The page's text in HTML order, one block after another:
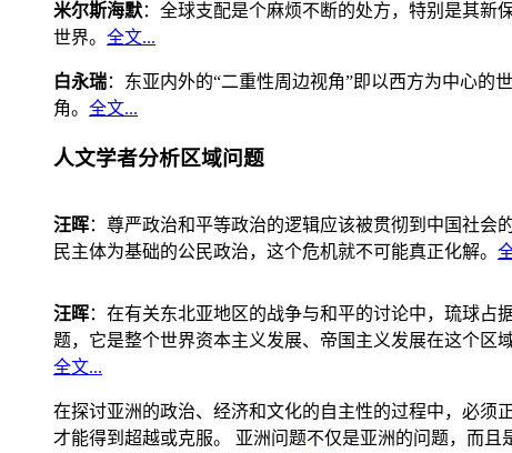
米尔斯海默：全球支配是个麻烦不断的处方，特别是其新
世界。 全文...
白永瑞：东亚内外的“二重性周边视角”即以西方为中心
角。 全文...
人文学者分析区域问题
汪晖：尊严政治和平等政治的逻辑应该被贯彻到中国社
民主体为基础的公民政治，这个危机就不可能真正化解。
汪晖：在有关东北亚地区的战争与和平的讨论中，琉球占
题，它是整个世界资本主义发展、帝国主义发展在这个区
全文...
在探讨亚洲的政治、经济和文化的自主性的过程中，必须
才能得到超越或克服。 亚洲问题不仅是亚洲的问题，而